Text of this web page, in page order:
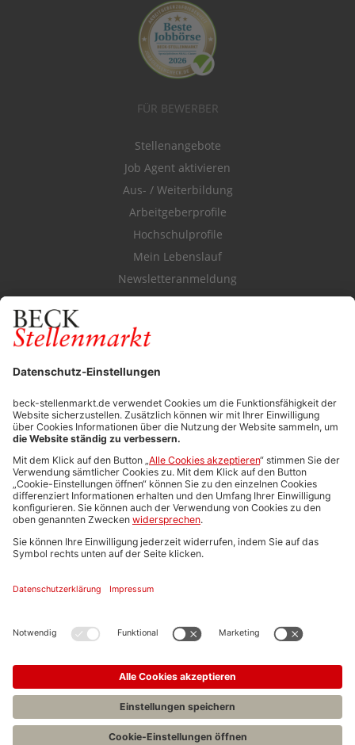
FÜR BEWERBER
Stellenangebote
Job Agent aktivieren
Aus- / Weiterbildung
Arbeitgeberprofile
Hochschulprofile
Mein Lebenslauf
Newsletteranmeldung
Durchsuchen Sie den Stellenkatalog
FÜR ARBEITGEBER
Stellenmarktpreise
Anzeigen-AGB
Media-Daten
Newsletteranmeldung
Produktübersicht
ALLGEMEIN
FAQs
Impressum
Stellenangebote C.H.BECK